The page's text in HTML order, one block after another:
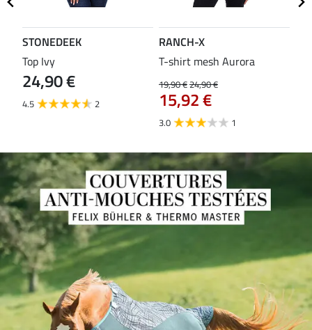
STONEDEEK
Top Ivy
24,90 €
4.5 2
RANCH-X
T-shirt mesh Aurora
19,90 €24,90 €
15,92 €
3.0 1